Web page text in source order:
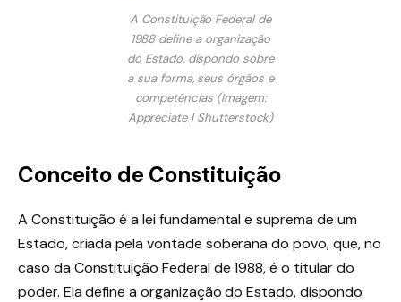
A Constituição Federal de
1988 define a organização
do Estado, dispondo sobre
a sua forma, seus órgãos e
competências (Imagem:
Appreciate | Shutterstock)
Conceito de Constituição
A Constituição é a lei fundamental e suprema de um
Estado, criada pela vontade soberana do povo, que, no
caso da Constituição Federal de 1988, é o titular do
poder. Ela define a organização do Estado, dispondo